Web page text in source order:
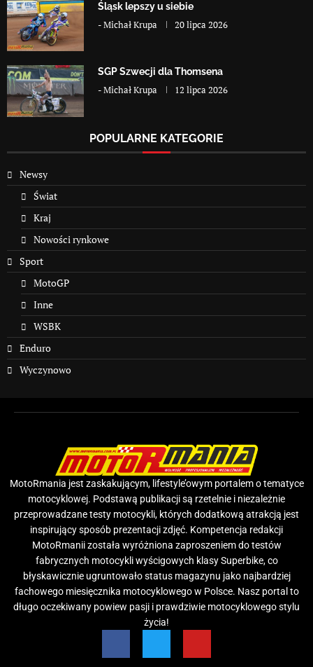
Śląsk lepszy u siebie
-Michał Krupa 20 lipca 2026
SGP Szwecji dla Thomsena
-Michał Krupa 12 lipca 2026
POPULARNE KATEGORIE
Newsy
Świat
Kraj
Nowości rynkowe
Sport
MotoGP
Inne
WSBK
Enduro
Wyczynowo
MotoRmania jest zaskakującym, lifestyle’owym portalem o tematyce
motocyklowej. Podstawą publikacji są rzetelnie i niezależnie
przeprowadzane testy motocykli, których dodatkową atrakcją jest
inspirujący sposób prezentacji zdjęć. Kompetencja redakcji
MotoRmanii została wyróżniona zaproszeniem do testów
fabrycznych motocykli wyścigowych klasy Superbike, co
błyskawicznie ugruntowało status magazynu jako najbardziej
fachowego miesięcznika motocyklowego w Polsce. Nasz portal to
długo oczekiwany powiew pasji i prawdziwie motocyklowego stylu
życia!